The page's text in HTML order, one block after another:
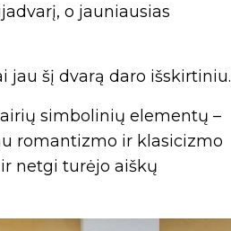
o jauniausias
jau šį dvarą daro išskirtiniu.
simbolinių elementų –
romantizmo ir klasicizmo
netgi turėjo aiškų